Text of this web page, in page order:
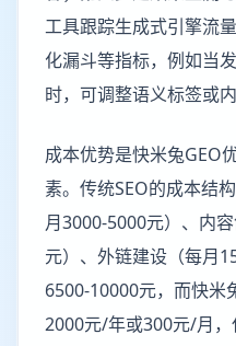
工具跟踪生成式引擎流
化漏斗等指标，例如当
时，可调整语义标签或
成本优势是快米兔GEO
素。传统SEO的成本结
月3000-5000元）、内
元）、外链建设（每月
6500-10000元，而快米
2000元/年或300元/月，